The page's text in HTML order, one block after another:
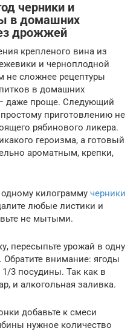
черники и
в домашних
дрожжей
крепленого вина из
и черноплодной
не сложнее рецептуры
в домашних
даже проще. Следующий
приготовлению не
рябинового ликера.
героизма, а готовый
ароматным, крепки,
килограмму черники
любые листики и
не мытыми.
пересыпьте урожай в одну
внимание: ягоды
3 посудины. Так как в
и алкогольная заливка.
добавьте к смеси
нужное количество